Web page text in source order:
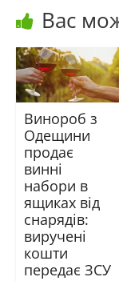
Вас
Винороб з
Одещини
продає
винні
набори в
ящиках від
снарядів:
виручені
кошти
передає ЗСУ